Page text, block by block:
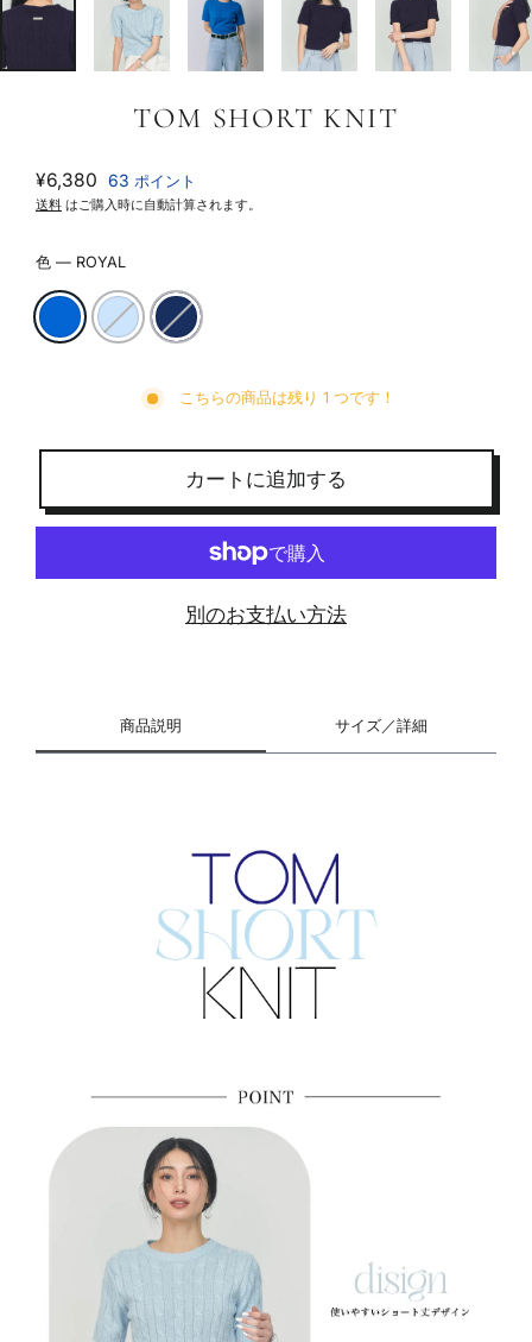
TOM SHORT KNIT
通
常
¥6,380 63 ポイント
送料 はご購入時に自動計算されます。
色 — ROYAL
こちらの商品は残り 1 つです！
カートに追加する
別のお支払い方法
商品説明 サイズ／詳細